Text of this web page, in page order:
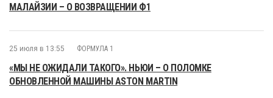
МАЛАЙЗИИ – О ВОЗВРАЩЕНИИ Ф1
25 июля в 13:55 ФОРМУЛА 1
«МЫ НЕ ОЖИДАЛИ ТАКОГО». НЬЮИ – О ПОЛОМКЕ
ОБНОВЛЕННОЙ МАШИНЫ ASTON MARTIN